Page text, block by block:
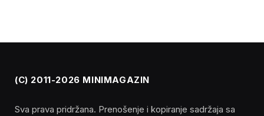
(C) 2011-2026 MINIMAGAZIN
Sva prava pridržana. Prenošenje i kopiranje sadržaja sa